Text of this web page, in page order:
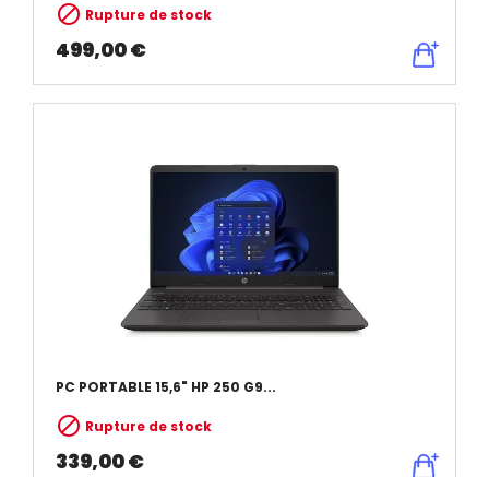
 Rupture de stock
499,00 €
PC PORTABLE 15,6" HP 250 G9...
 Rupture de stock
339,00 €